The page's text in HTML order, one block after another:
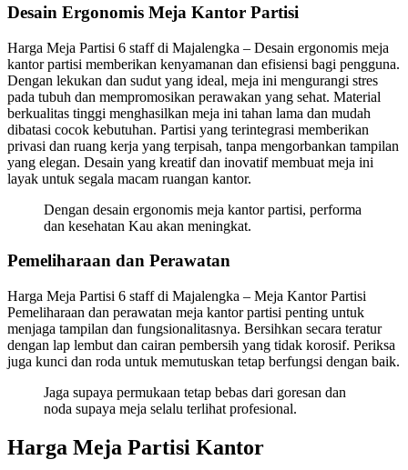
Desain Ergonomis Meja Kantor Partisi
Harga Meja Partisi 6 staff di Majalengka – Desain ergonomis meja
kantor partisi memberikan kenyamanan dan efisiensi bagi pengguna.
Dengan lekukan dan sudut yang ideal, meja ini mengurangi stres
pada tubuh dan mempromosikan perawakan yang sehat. Material
berkualitas tinggi menghasilkan meja ini tahan lama dan mudah
dibatasi cocok kebutuhan. Partisi yang terintegrasi memberikan
privasi dan ruang kerja yang terpisah, tanpa mengorbankan tampilan
yang elegan. Desain yang kreatif dan inovatif membuat meja ini
layak untuk segala macam ruangan kantor.
Dengan desain ergonomis meja kantor partisi, performa
dan kesehatan Kau akan meningkat.
Pemeliharaan dan Perawatan
Harga Meja Partisi 6 staff di Majalengka – Meja Kantor Partisi
Pemeliharaan dan perawatan meja kantor partisi penting untuk
menjaga tampilan dan fungsionalitasnya. Bersihkan secara teratur
dengan lap lembut dan cairan pembersih yang tidak korosif. Periksa
juga kunci dan roda untuk memutuskan tetap berfungsi dengan baik.
Jaga supaya permukaan tetap bebas dari goresan dan
noda supaya meja selalu terlihat profesional.
Harga Meja Partisi Kantor